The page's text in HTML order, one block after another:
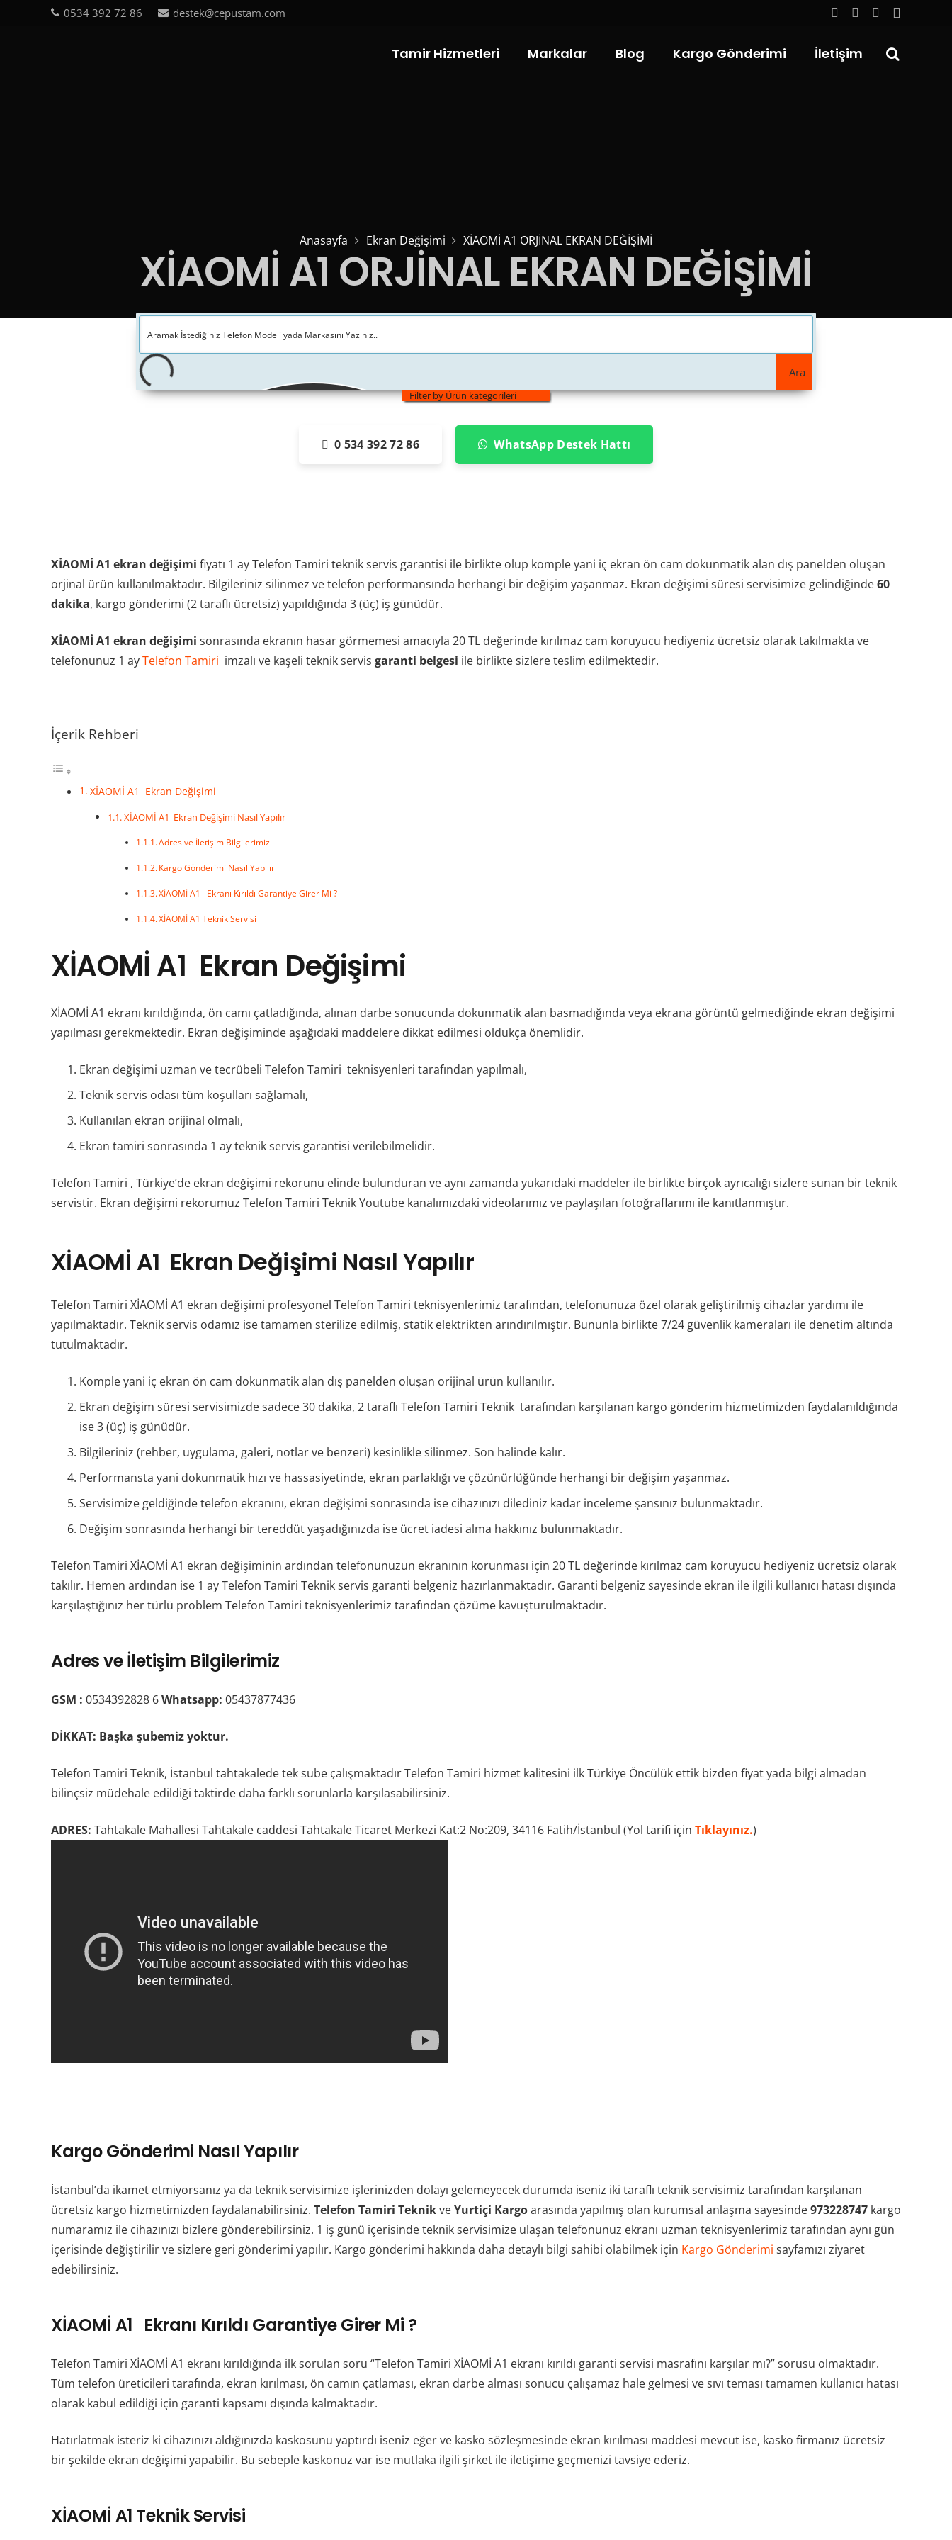
0534 392 72 86 destek@cepustam.com
Tamir Hizmetleri Markalar Blog Kargo Gönderimi İletişim
Anasayfa Ekran Değişimi XİAOMİ A1 ORJİNAL EKRAN DEĞİŞİMİ
XİAOMİ A1 ORJİNAL EKRAN DEĞİŞİMİ
Ara
Filter by Ürün kategorileri
0 534 392 72 86 WhatsApp Destek Hattı
XİAOMİ A1 ekran değişimi fiyatı 1 ay Telefon Tamiri teknik servis garantisi ile birlikte olup komple yani iç ekran ön cam dokunmatik alan dış panelden oluşan
orjinal ürün kullanılmaktadır. Bilgileriniz silinmez ve telefon performansında herhangi bir değişim yaşanmaz. Ekran değişimi süresi servisimize gelindiğinde60
dakika, kargo gönderimi (2 taraflı ücretsiz) yapıldığında 3 (üç) iş günüdür.
XİAOMİ A1 ekran değişimi sonrasında ekranın hasar görmemesi amacıyla 20 TL değerinde kırılmaz cam koruyucu hediyeniz ücretsiz olarak takılmakta ve
telefonunuz 1 ayTelefon Tamiri imzalı ve kaşeli teknik servis garanti belgesi ile birlikte sizlere teslim edilmektedir.
İçerik Rehberi
XİAOMİ A1 Ekran Değişimi
XİAOMİ A1 Ekran Değişimi Nasıl Yapılır
Adres ve İletişim Bilgilerimiz
Kargo Gönderimi Nasıl Yapılır
XİAOMİ A1 Ekranı Kırıldı Garantiye Girer Mi ?
XİAOMİ A1 Teknik Servisi
XİAOMİ A1 Ekran Değişimi
XİAOMİ A1 ekranı kırıldığında, ön camı çatladığında, alınan darbe sonucunda dokunmatik alan basmadığında veya ekrana görüntü gelmediğinde ekran değişimi
yapılması gerekmektedir. Ekran değişiminde aşağıdaki maddelere dikkat edilmesi oldukça önemlidir.
Ekran değişimi uzman ve tecrübeli Telefon Tamiri teknisyenleri tarafından yapılmalı,
Teknik servis odası tüm koşulları sağlamalı,
Kullanılan ekran orijinal olmalı,
Ekran tamiri sonrasında 1 ay teknik servis garantisi verilebilmelidir.
Telefon Tamiri , Türkiye’de ekran değişimi rekorunu elinde bulunduran ve aynı zamanda yukarıdaki maddeler ile birlikte birçok ayrıcalığı sizlere sunan bir teknik
servistir. Ekran değişimi rekorumuz Telefon Tamiri Teknik Youtube kanalımızdaki videolarımız ve paylaşılan fotoğraflarımı ile kanıtlanmıştır.
XİAOMİ A1 Ekran Değişimi Nasıl Yapılır
Telefon Tamiri XİAOMİ A1 ekran değişimi profesyonel Telefon Tamiri teknisyenlerimiz tarafından, telefonunuza özel olarak geliştirilmiş cihazlar yardımı ile
yapılmaktadır. Teknik servis odamız ise tamamen sterilize edilmiş, statik elektrikten arındırılmıştır. Bununla birlikte 7/24 güvenlik kameraları ile denetim altında
tutulmaktadır.
Komple yani iç ekran ön cam dokunmatik alan dış panelden oluşan orijinal ürün kullanılır.
Ekran değişim süresi servisimizde sadece 30 dakika, 2 taraflı Telefon Tamiri Teknik tarafından karşılanan kargo gönderim hizmetimizden faydalanıldığında
ise 3 (üç) iş günüdür.
Bilgileriniz (rehber, uygulama, galeri, notlar ve benzeri) kesinlikle silinmez. Son halinde kalır.
Performansta yani dokunmatik hızı ve hassasiyetinde, ekran parlaklığı ve çözünürlüğünde herhangi bir değişim yaşanmaz.
Servisimize geldiğinde telefon ekranını, ekran değişimi sonrasında ise cihazınızı dilediniz kadar inceleme şansınız bulunmaktadır.
Değişim sonrasında herhangi bir tereddüt yaşadığınızda ise ücret iadesi alma hakkınız bulunmaktadır.
Telefon Tamiri XİAOMİ A1 ekran değişiminin ardından telefonunuzun ekranının korunması için 20 TL değerinde kırılmaz cam koruyucu hediyeniz ücretsiz olarak
takılır. Hemen ardından ise 1 ay Telefon Tamiri Teknik servis garanti belgeniz hazırlanmaktadır. Garanti belgeniz sayesinde ekran ile ilgili kullanıcı hatası dışında
karşılaştığınız her türlü problem Telefon Tamiri teknisyenlerimiz tarafından çözüme kavuşturulmaktadır.
Adres ve İletişim Bilgilerimiz
GSM : 0534392828 6Whatsapp: 05437877436
DİKKAT: Başka şubemiz yoktur.
Telefon Tamiri Teknik, İstanbul tahtakalede tek sube çalışmaktadır Telefon Tamiri hizmet kalitesini ilk Türkiye Öncülük ettik bizden fiyat yada bilgi almadan
bilinçsiz müdehale edildiği taktirde daha farklı sorunlarla karşılasabilirsiniz.
ADRES: Tahtakale Mahallesi Tahtakale caddesi Tahtakale Ticaret Merkezi Kat:2 No:209, 34116 Fatih/İstanbul (Yol tarifi için Tıklayınız.)
Kargo Gönderimi Nasıl Yapılır
İstanbul’da ikamet etmiyorsanız ya da teknik servisimize işlerinizden dolayı gelemeyecek durumda iseniz iki taraflı teknik servisimiz tarafından karşılanan
ücretsiz kargo hizmetimizden faydalanabilirsiniz. Telefon Tamiri TeknikveYurtiçi Kargoarasında yapılmış olan kurumsal anlaşma sayesinde973228747 kargo
numaramız ile cihazınızı bizlere gönderebilirsiniz. 1 iş günü içerisinde teknik servisimize ulaşan telefonunuz ekranı uzman teknisyenlerimiz tarafından aynı gün
içerisinde değiştirilir ve sizlere geri gönderimi yapılır. Kargo gönderimi hakkında daha detaylı bilgi sahibi olabilmek için Kargo Gönderimi sayfamızı ziyaret
edebilirsiniz.
XİAOMİ A1 Ekranı Kırıldı Garantiye Girer Mi ?
Telefon Tamiri XİAOMİ A1 ekranı kırıldığında ilk sorulan soru “Telefon Tamiri XİAOMİ A1 ekranı kırıldı garanti servisi masrafını karşılar mı?” sorusu olmaktadır.
Tüm telefon üreticileri tarafında, ekran kırılması, ön camın çatlaması, ekran darbe alması sonucu çalışamaz hale gelmesi ve sıvı teması tamamen kullanıcı hatası
olarak kabul edildiği için garanti kapsamı dışında kalmaktadır.
Hatırlatmak isteriz ki cihazınızı aldığınızda kaskosunu yaptırdı iseniz eğer ve kasko sözleşmesinde ekran kırılması maddesi mevcut ise, kasko firmanız ücretsiz
bir şekilde ekran değişimi yapabilir. Bu sebeple kaskonuz var ise mutlaka ilgili şirket ile iletişime geçmenizi tavsiye ederiz.
XİAOMİ A1 Teknik Servisi